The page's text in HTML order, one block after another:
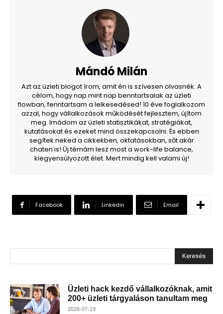
Mándó Milán
Azt az üzleti blogot írom, amit én is szívesen olvasnék. A
célom, hogy nap mint nap benntartsalak az üzleti
flowban, fenntartsam a lelkesedésed! 10 éve foglalkozom
azzal, hogy vállalkozások működését fejlesztem, újítom
meg. Imádom az üzleti statisztikákat, stratégiákat,
kutatásokat és ezeket mind összekapcsolni. És ebben
segítek neked a cikkekben, oktatásokban, sőt akár
chaten is! Új témám lesz most a work-life balance,
kiegyensúlyozott élet. Mert mindig kell valami új!
Facebook Linkedin Email
Keresés
Üzleti hack kezdő vállalkozóknak, amit
200+ üzleti tárgyaláson tanultam meg
2026-07-19